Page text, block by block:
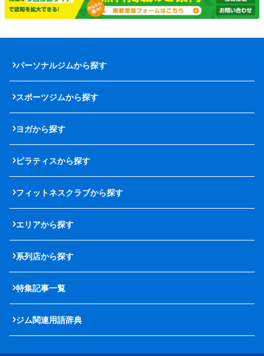
パーソナルジムから探す
スポーツジムから探す
ヨガから探す
ピラティスから探す
フィットネスクラブから探す
エリアから探す
系列店から探す
特集記事一覧
ジム関連用語辞典